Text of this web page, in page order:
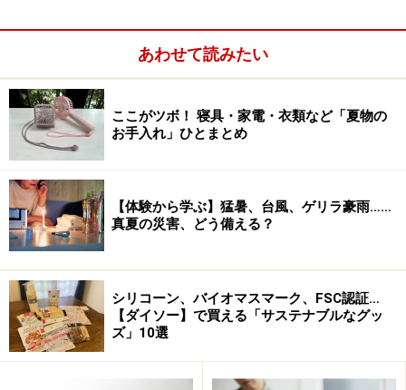
シグトラベラータッチ 0.4L 各2520円
まず紹介したいのが、世界中で人気のスイス生まれのシ
グボトル 。ドイツで最も権威のある環境保護専門誌の
『OKT-TEST』において最高評価のsehr gut(very good)を
獲得している、人と環境への安全性とリサイクル性が考
慮されたエコボトルで、ふた以外の部分は普通の缶と同
じようにリサイクルに出せるので、使った後もエコで
す。
こうしたエコ度の高さに加えてガイドが気に入っている
点が2つ。1つはデザイン性の高さです。おしゃれな形の
シグボトルは、色や大きさ、容量、柄が豊富な中から好
あわせて読みたい
ここがツボ！ 寝具・家電・衣類など「夏物の
お手入れ」ひとまとめ
【体験から学ぶ】猛暑、台風、ゲリラ豪雨……
真夏の災害、どう備える？
シリコーン、バイオマスマーク、FSC認証…
【ダイソー】で買える「サステナブルなグッ
ズ」10選